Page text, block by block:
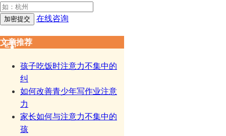
在线咨询
文章推荐
孩子吃饭时注意力不集中的
纠
如何改善青少年写作业注意
力
家长如何与注意力不集中的
孩